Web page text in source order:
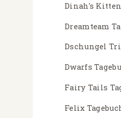
Dinah's Kitten
Dreamteam
Dschungel
Dwarfs
Fairy Tails
Felix